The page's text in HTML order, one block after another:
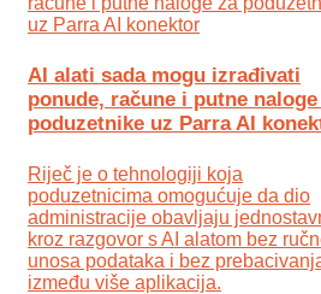
AI alati sada mogu izrađivati
ponude, račune i putne naloge
poduzetnike uz Parra AI
Riječ je o tehnologiji koja
poduzetnicima omogućuje da dio
administracije obavljaju
kroz razgovor s AI alatom bez
unosa podataka i bez
između više aplikacija.